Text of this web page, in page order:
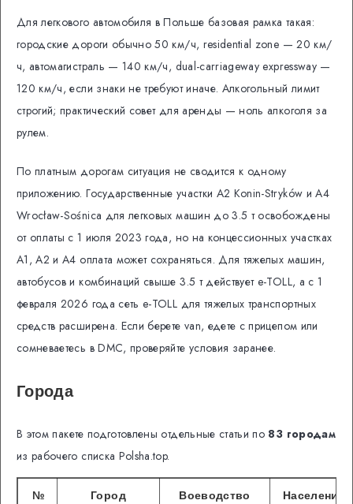
Для легкового автомобиля в Польше базовая рамка такая:
городские дороги обычно 50 км/ч, residential zone — 20 км/
ч, автомагистраль — 140 км/ч, dual-carriageway expressway —
120 км/ч, если знаки не требуют иначе. Алкогольный лимит
строгий; практический совет для аренды — ноль алкоголя за
рулем.
По платным дорогам ситуация не сводится к одному
приложению. Государственные участки A2 Konin-Stryków и A4
Wrocław-Sośnica для легковых машин до 3.5 т освобождены
от оплаты с 1 июля 2023 года, но на концессионных участках
A1, A2 и A4 оплата может сохраняться. Для тяжелых машин,
автобусов и комбинаций свыше 3.5 т действует e-TOLL, а с 1
февраля 2026 года сеть e-TOLL для тяжелых транспортных
средств расширена. Если берете van, едете с прицепом или
сомневаетесь в DMC, проверяйте условия заранее.
Города
В этом пакете подготовлены отдельные статьи по 83 городам
из рабочего списка Polsha.top.
№ Город Воеводство Население